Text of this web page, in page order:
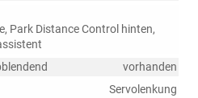
Park Distance Control hinten,
vorhanden
Servolenkung